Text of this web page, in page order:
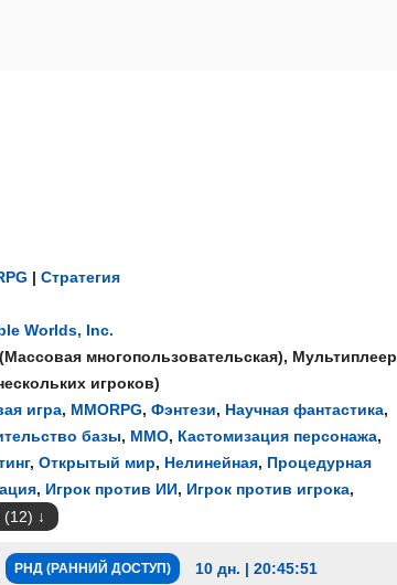
| Стратегия
Worlds, Inc.
(Массовая многопользовательская), Мультиплеер
игроков)
игра, MMORPG, Фэнтези, Научная фантастика,
базы, ММО, Кастомизация персонажа,
, Открытый мир, Нелинейная, Процедурная
, Игрок против ИИ, Игрок против игрока,
РНД (РАННИЙ ДОСТУП) 10 дн. | 20:45:49